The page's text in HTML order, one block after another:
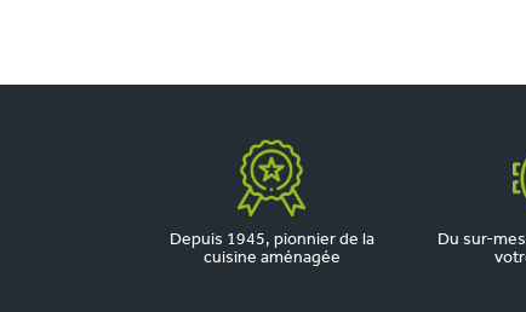
Depuis 1945, pionnier de la
cuisine aménagée
Du sur-